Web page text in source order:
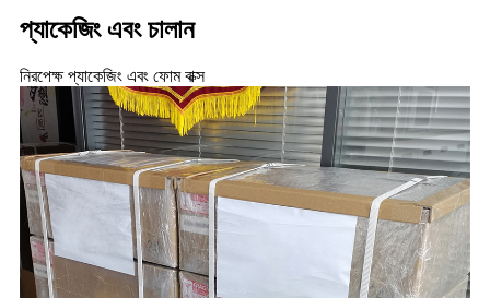
প্যাকেজিং এবং চালান
নিরপেক্ষ প্যাকেজিং এবং ফোম বাক্স